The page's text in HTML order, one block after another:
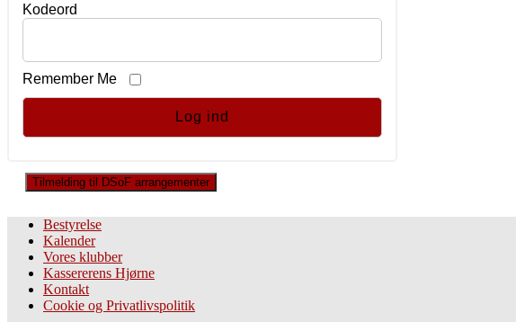
Kodeord
Remember Me
Tilmelding til DSoF arrangementer
Bestyrelse
Kalender
Vores klubber
Kassererens Hjørne
Kontakt
Cookie og Privatlivspolitik